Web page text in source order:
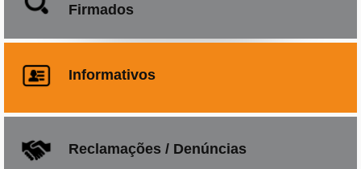
Firmados
Informativos
Reclamações / Denúncias